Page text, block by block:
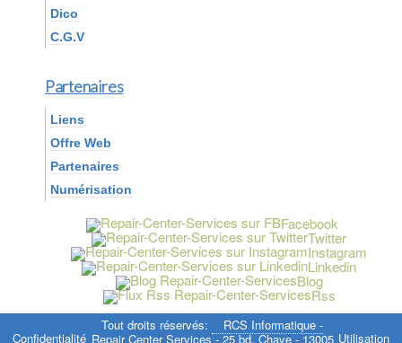
Dico
C.G.V
Partenaires
Liens
Offre Web
Partenaires
Numérisation
Facebook
Twitter
Instagram
Linkedin
Blog
Rss
Confidentialité
Tout droits réservés:
RCS Informatique -
Repair Center Services - 25 bd. Chave - 13005 Utilisation